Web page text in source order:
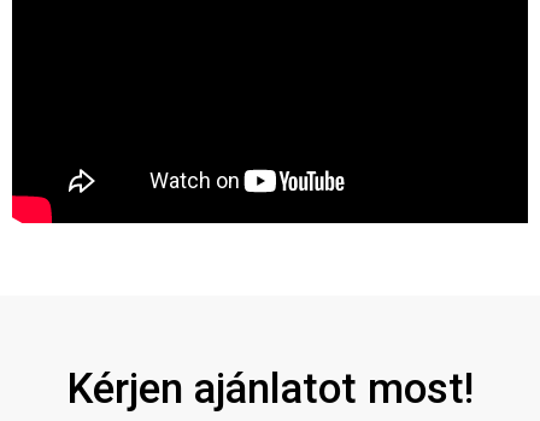
Kérjen ajánlatot most!